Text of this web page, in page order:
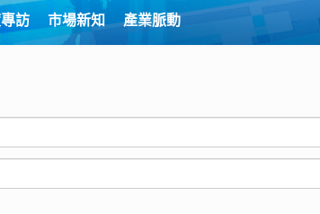
訪 市場新知 產業脈動